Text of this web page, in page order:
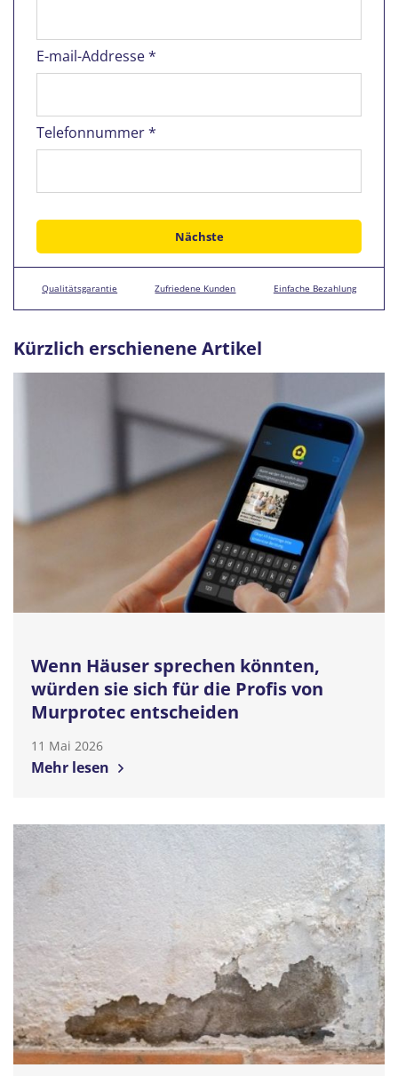
E-mail-Addresse *
Telefonnummer *
Qualitätsgarantie Zufriedene Kunden Einfache Bezahlung
Kürzlich erschienene Artikel
Wenn Häuser sprechen könnten,
würden sie sich für die Profis von
Murprotec entscheiden
11 Mai 2026
Mehr lesen